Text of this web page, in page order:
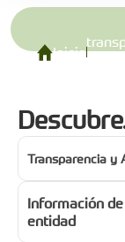
Inicio
a-la-
Transparencia y
Información
entidad